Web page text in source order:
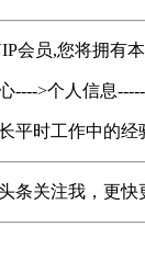
会员,您将拥有
---->个人信息
时工作中的经验
条关注我，更